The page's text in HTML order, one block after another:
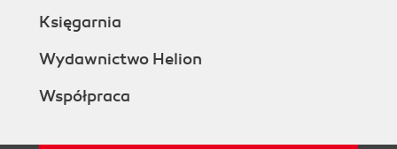
Księgarnia
Wydawnictwo Helion
Współpraca